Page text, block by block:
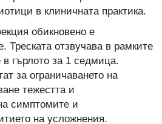
в клиничната практика.
обикновено е
Треската отзвучава в рамките
гърлото за 1 седмица.
за ограничаването на
тежестта и
симптомите и
на усложнения.